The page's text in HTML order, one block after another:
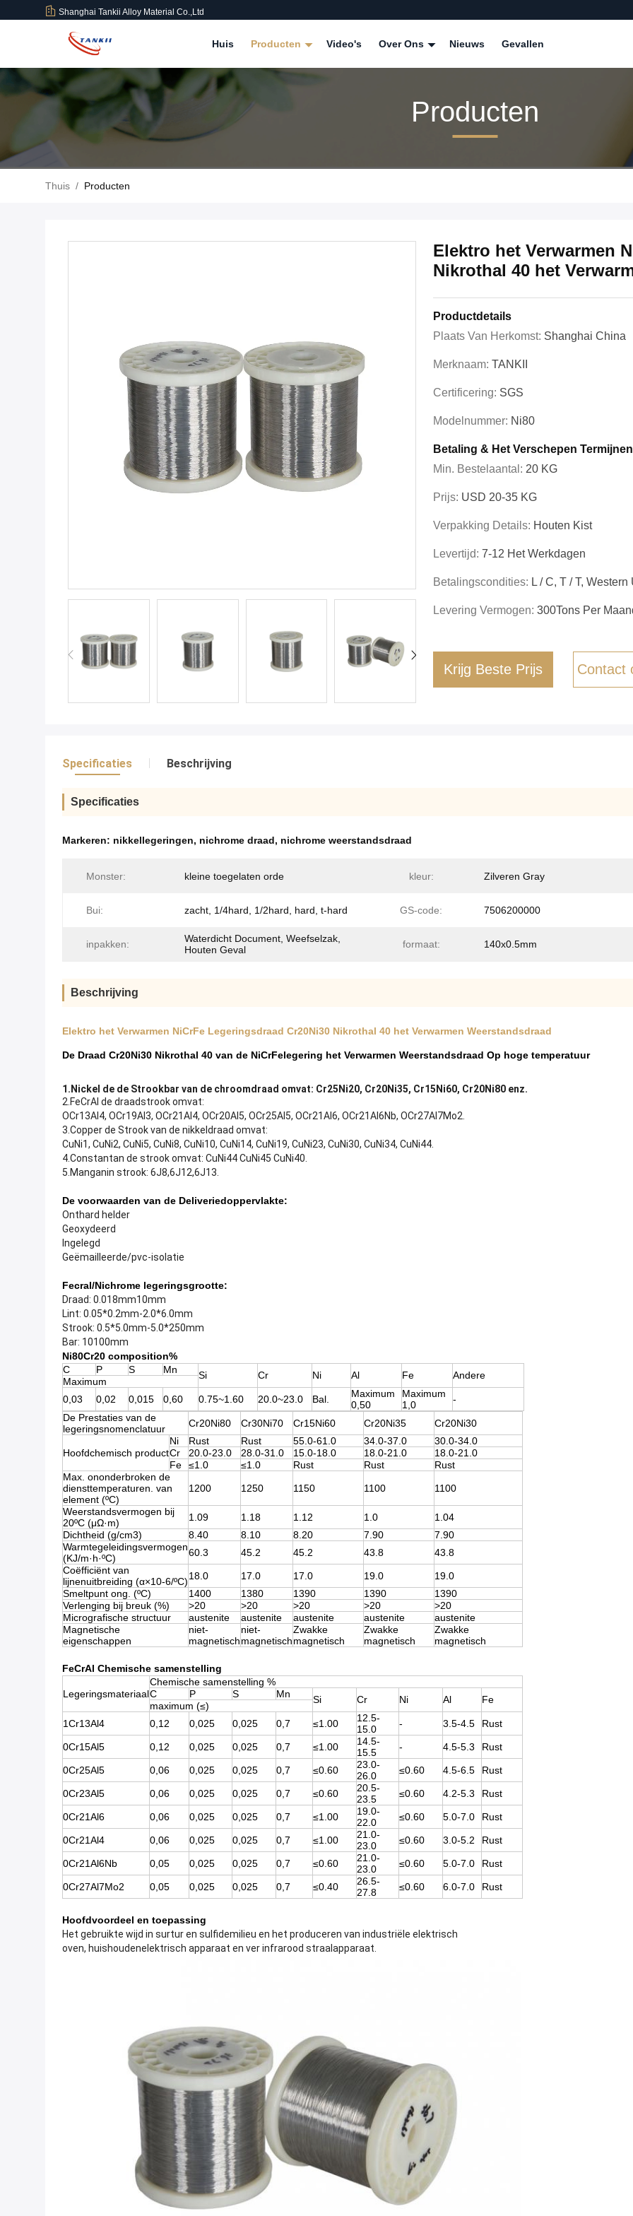
Shanghai Tankii Alloy Material Co.,Ltd
Huis Producten Video's Over Ons Nieuws Gevallen
Producten
Thuis / Producten
Elektro het Verwarmen
Nikrothal 40 het
Productdetails
Plaats Van Herkomst: Shanghai China
Merknaam: TANKII
Certificering: SGS
Modelnummer: Ni80
Betaling & Het Verschepen Termijnen
Min. Bestelaantal: 20 KG
Prijs: USD 20-35 KG
Verpakking Details: Houten Kist
Levertijd: 7-12 Het Werkdagen
Betalingscondities: L / C, T / T, Western
Levering Vermogen: 300Tons Per
Krijg Beste Prijs Contact
Specificaties Beschrijving
Specificaties
Markeren: nikkellegeringen, nichrome draad, nichrome weerstandsdraad
Monster: kleine toegelaten orde kleur: Zilveren Gray
Bui: zacht, 1/4hard, 1/2hard, hard, t-hard GS-code: 7506200000
inpakken:
Waterdicht Document, Weefselzak,
Houten Geval
formaat: 140x0.5mm
Beschrijving
Elektro het Verwarmen NiCrFe Legeringsdraad Cr20Ni30 Nikrothal 40 het Verwarmen Weerstandsdraad
De Draad Cr20Ni30 Nikrothal 40 van de NiCrFelegering het Verwarmen Weerstandsdraad Op hoge temperatuur
1.Nickel de de Strookbar van de chroomdraad omvat: Cr25Ni20, Cr20Ni35, Cr15Ni60, Cr20Ni80 enz.
2.FeCrAl de draadstrook omvat:
OCr13Al4, OCr19Al3, OCr21Al4, OCr20Al5, OCr25Al5, OCr21Al6, OCr21Al6Nb, OCr27Al7Mo2.
3.Copper de Strook van de nikkeldraad omvat:
CuNi1, CuNi2, CuNi5, CuNi8, CuNi10, CuNi14, CuNi19, CuNi23, CuNi30, CuNi34, CuNi44.
4.Constantan de strook omvat: CuNi44 CuNi45 CuNi40.
5.Manganin strook: 6J8,6J12,6J13.
De voorwaarden van de Deliveriedoppervlakte:
Onthard helder
Geoxydeerd
Ingelegd
Geëmailleerde/pvc-isolatie
Fecral/Nichrome legeringsgrootte:
Draad: 0.018mm10mm
Lint: 0.05*0.2mm-2.0*6.0mm
Strook: 0.5*5.0mm-5.0*250mm
Bar: 10100mm
Ni80Cr20 composition%
C
P S Mn Si Cr Ni Al Fe Andere
Maximum
0,03
0,02 0,015 0,60 0.75~1.60 20.0~23.0 Bal.
Maximum
0,50
Maximum
1,0
-
De Prestaties van de
legeringsnomenclatuur
Cr20Ni80 Cr30Ni70 Cr15Ni60 Cr20Ni35 Cr20Ni30
Hoofdchemisch product
Ni Rust Rust 55.0-61.0 34.0-37.0
30.0-34.0
Cr
20.0-23.0 28.0-31.0 15.0-18.0 18.0-21.0
18.0-21.0
Fe
≤1.0 ≤1.0 Rust Rust
Rust
Max. ononderbroken de
diensttemperaturen. van
element (ºC)
1200 1250 1150 1100 1100
Weerstandsvermogen bij
20ºC (μΩ·m)
1.09 1.18 1.12 1.0
1.04
Dichtheid (g/cm3)
8.40 8.10 8.20 7.90
7.90
Warmtegeleidingsvermogen
(KJ/m·h·ºC)
60.3 45.2 45.2 43.8
43.8
Coëfficiënt van
lijnenuitbreiding (α×10-6/ºC)18.0 17.0 17.0 19.0
19.0
Smeltpunt ong. (ºC)
1400 1380 1390 1390
1390
Verlenging bij breuk (%)
>20 >20 >20 >20
>20
Micrografische structuur
austenite austenite austenite austenite
austenite
Magnetische
eigenschappen
niet-
magnetisch
niet-
magnetisch
Zwakke
magnetisch
Zwakke
magnetisch
Zwakke
magnetisch
FeCrAl Chemische samenstelling
Legeringsmateriaal
Chemische samenstelling %
C
P S Mn Si Cr Ni Al Fe
maximum (≤)
1Cr13Al4
0,12 0,025 0,025 0,7 ≤1.00
12.5-
15.0
- 3.5-4.5 Rust
0Cr15Al5 0,12 0,025 0,025 0,7 ≤1.00
14.5-
15.5
- 4.5-5.3 Rust
0Cr25Al5 0,06 0,025 0,025 0,7 ≤0.60
23.0-
26.0
≤0.60 4.5-6.5 Rust
0Cr23Al5 0,06 0,025 0,025 0,7 ≤0.60
20.5-
23.5
≤0.60 4.2-5.3 Rust
0Cr21Al6 0,06 0,025 0,025 0,7 ≤1.00
19.0-
22.0
≤0.60 5.0-7.0 Rust
0Cr21Al4 0,06 0,025 0,025 0,7 ≤1.00
21.0-
23.0
≤0.60 3.0-5.2 Rust
0Cr21Al6Nb 0,05 0,025 0,025 0,7 ≤0.60
21.0-
23.0
≤0.60 5.0-7.0 Rust
0Cr27Al7Mo2 0,05 0,025 0,025 0,7 ≤0.40
26.5-
27.8
≤0.60 6.0-7.0 Rust
Hoofdvoordeel en toepassing
Het gebruikte wijd in surtur en sulfidemilieu en het produceren van industriële elektrisch
oven, huishoudenelektrisch apparaat en ver infrarood straalapparaat.